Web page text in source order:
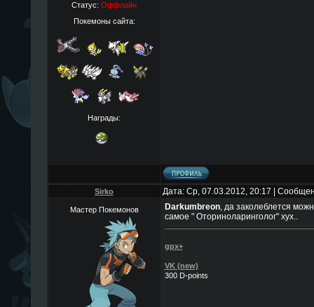
Статус: Оффлайн
Покемоны сайта:
Награды:
Sirko Дата: Ср, 07.03.2012, 20:17 |
Мастер Покемонов Darkumbreon, да заколеблется
самое " Оториноларинголог" хух..
gpx+
VK (new)
300 D-points